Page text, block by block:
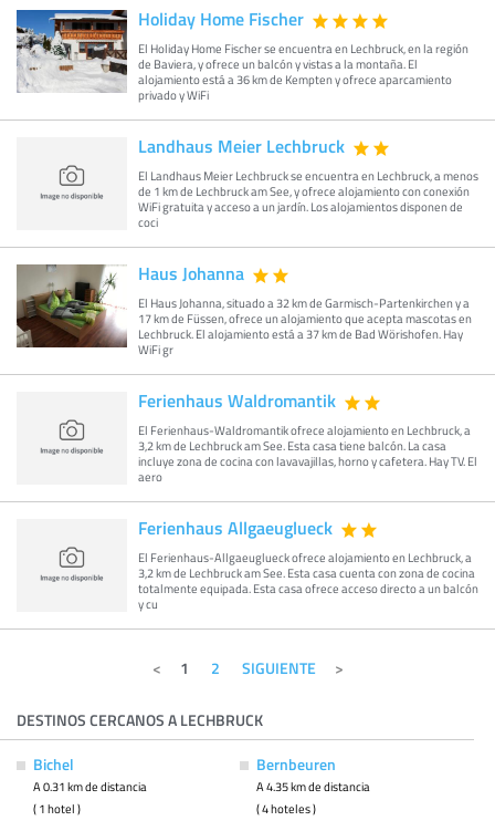
Holiday Home Fischer
El Holiday Home Fischer se encuentra en Lechbruck, en la región
de Baviera, y ofrece un balcón y vistas a la montaña. El
alojamiento está a 36 km de Kempten y ofrece aparcamiento
privado y WiFi
Landhaus Meier Lechbruck
El Landhaus Meier Lechbruck se encuentra en Lechbruck, a menos
de 1 km de Lechbruck am See, y ofrece alojamiento con conexión
WiFi gratuita y acceso a un jardín. Los alojamientos disponen de
coci
Haus Johanna
El Haus Johanna, situado a 32 km de Garmisch-Partenkirchen y a
17 km de Füssen, ofrece un alojamiento que acepta mascotas en
Lechbruck. El alojamiento está a 37 km de Bad Wörishofen. Hay
WiFi gr
Ferienhaus Waldromantik
El Ferienhaus-Waldromantik ofrece alojamiento en Lechbruck, a
3,2 km de Lechbruck am See. Esta casa tiene balcón. La casa
incluye zona de cocina con lavavajillas, horno y cafetera. Hay TV. El
aero
Ferienhaus Allgaeuglueck
El Ferienhaus-Allgaeuglueck ofrece alojamiento en Lechbruck, a
3,2 km de Lechbruck am See. Esta casa cuenta con zona de cocina
totalmente equipada. Esta casa ofrece acceso directo a un balcón
y cu
1 2 SIGUIENTE
DESTINOS CERCANOS A LECHBRUCK
Bichel
A 0.31 km de distancia
( 1 hotel )
Bernbeuren
A 4.35 km de distancia
( 4 hoteles )